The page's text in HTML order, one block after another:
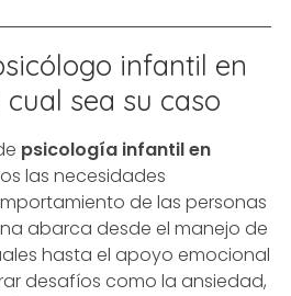
infantil en
sea su caso
psicología infantil en
las necesidades
de las personas
abarca desde el manejo de
hasta el apoyo emocional
desafíos como la ansiedad,